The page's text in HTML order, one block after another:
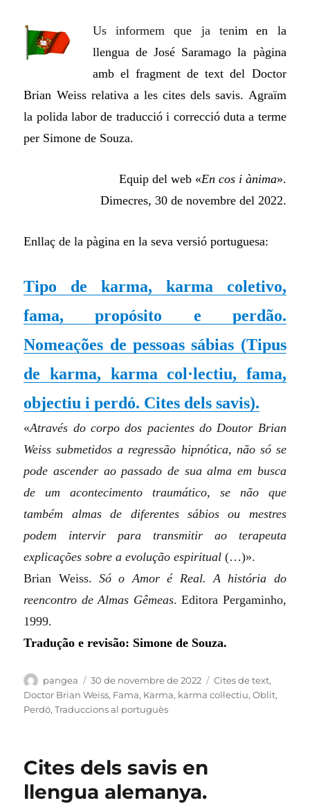
Us informem que ja tenim
en la
llengua de José Saramago la pàgina
amb el fragment de text del Doctor
Brian Weiss relativa a les cites dels savis. Agraïm
la polida labor de traducció i correcció duta a terme
per Simone de Souza.
Equip del web «En cos i ànima».
Dimecres, 30 de novembre del 2022.
Enllaç de la pàgina en la seva versió portuguesa:
Tipo de karma, karma coletivo,
fama, propósito e perdão.
Nomeações de pessoas sábias (Tipus
de karma, karma col·lectiu, fama,
objectiu i perdó. Cites dels savis).
«Através do corpo dos pacientes do Doutor Brian
Weiss submetidos a regressão hipnótica, não só se
pode ascender ao passado de sua alma em busca
de um acontecimento traumático, se não que
também almas de diferentes sábios ou mestres
podem intervir para transmitir ao terapeuta
explicações sobre a evolução espiritual(…)».
Brian Weiss.Só o Amor é Real. A história do
reencontro de Almas Gêmeas. Editora Pergaminho,
1999.
Tradução e revisão: Simone de Souza.
Autor
pangea
Publicat
el
30 de novembre de 2022 Categories
Cites de text,
Doctor Brian Weiss, Fama, Karma, karma col·lectiu,Oblit,
Perdó,Traduccions al portuguès
Cites dels savis en
llengua alemanya.